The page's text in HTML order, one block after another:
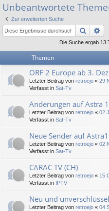
llz
ug
riff
Unbeantwortete
Zur erweiterten Suche
Suche
Die Suche ergab 13
Themen
ORF 2 Europe ab 3.
Letzter Beitrag von retroejo « 29
Verfasst in Sat-Tv
Änderungen auf Astra
Letzter Beitrag von retroejo « 02
Verfasst in Sat-Tv
Neue Sender auf
Letzter Beitrag von retroejo « 02
Verfasst in Sat-Tv
CARAC TV (CH)
Letzter Beitrag von retroejo « 15
Verfasst in
IPTV
Neu und
Letzter Beitrag von retroejo « 04